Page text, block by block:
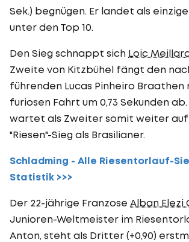
Sek.) begnügen. Er landet als
unter den Top 10.
Den Sieg schnappt sich Loic
Zweite von Kitzbühel fängt den
führenden Lucas Pinheiro Braathen
furiosen Fahrt um 0,73 Sekunden
wartet als Zweiter somit weiter
"Riesen"-Sieg als Brasilianer.
Schladming - Alle Riesentorlauf-
Statistik >>>
Der 22-jährige Franzose Alban Elezi
Junioren-Weltmeister im
Anton, steht als Dritter (+0,90)